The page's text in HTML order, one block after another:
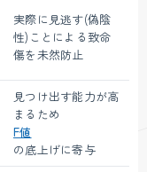
実際に見逃す(偽陰
性)ことによる致命
傷を未然防止
見つけ出す能力が高
まるため
F値
の底上げに寄与